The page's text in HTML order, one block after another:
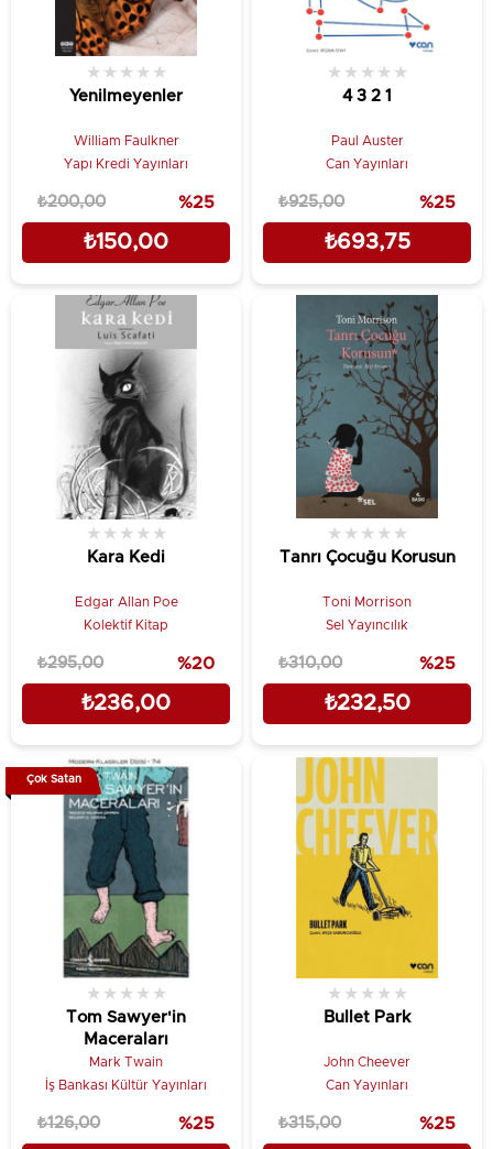
Yenilmeyenler
★ ★ ★ ★ ★
William Faulkner
Yapı Kredi Yayınları
₺150,00
₺200,00 %25
4 3 2 1
★ ★ ★ ★ ★
Paul Auster
Can Yayınları
₺693,75
₺925,00 %25
Kara Kedi
★ ★ ★ ★ ★
Edgar Allan Poe
Kolektif Kitap
₺236,00
₺295,00 %20
Tanrı Çocuğu Korusun
★ ★ ★ ★ ★
Toni Morrison
Sel Yayıncılık
₺232,50
₺310,00 %25
Tom Sawyer'in
Maceraları
★ ★ ★ ★ ★
Mark Twain
İş Bankası Kültür Yayınları
₺126,00 %25
Çok Satan
Bullet Park
★ ★ ★ ★ ★
John Cheever
Can Yayınları
₺315,00 %25